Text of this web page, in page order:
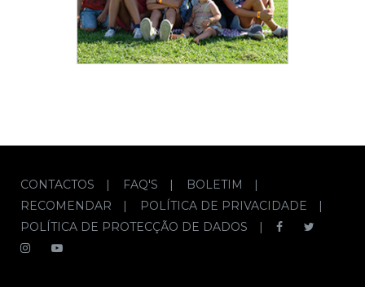
CONTACTOS | FAQ'S | BOLETIM
|
RECOMENDAR
| POLÍTICA DE PRIVACIDADE
|
POLÍTICA DE PROTECÇÃO DE DADOS
|